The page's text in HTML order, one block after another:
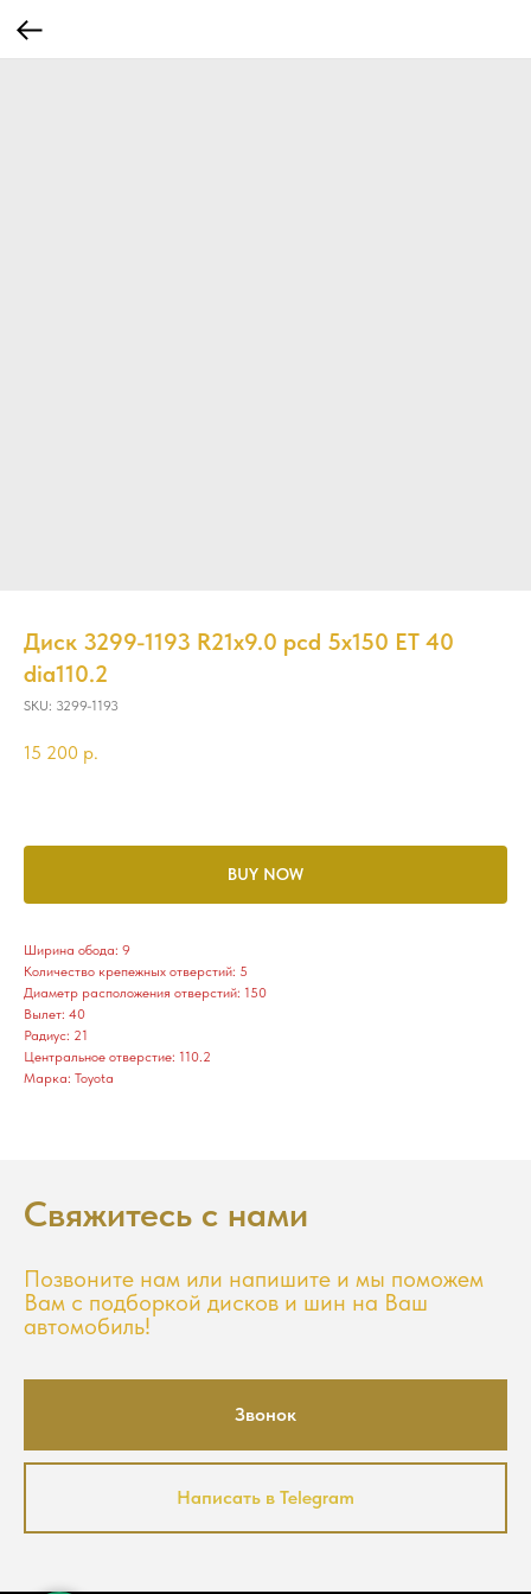
Диск 3299-1193 R21x9.0 pcd 5x150 ET 40
dia110.2
SKU: 3299-1193
15 200 р.
BUY NOW
Ширина обода: 9
Количество крепежных отверстий: 5
Диаметр расположения отверстий: 150
Вылет: 40
Радиус: 21
Центральное отверстие: 110.2
Марка: Toyota
Свяжитесь с нами
Позвоните нам или напишите и мы поможем
Вам с подборкой дисков и шин на Ваш
автомобиль!
Звонок
Написать в Telegram